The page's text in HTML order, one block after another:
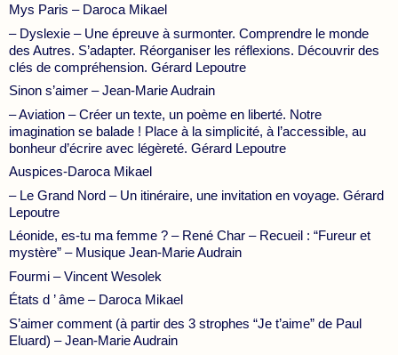
Mys Paris – Daroca Mikael
– Dyslexie – Une épreuve à surmonter. Comprendre le monde
des Autres. S’adapter. Réorganiser les réflexions. Découvrir des
clés de compréhension. Gérard Lepoutre
Sinon s’aimer – Jean-Marie Audrain
– Aviation – Créer un texte, un poème en liberté. Notre
imagination se balade ! Place à la simplicité, à l’accessible, au
bonheur d’écrire avec légèreté. Gérard Lepoutre
Auspices-Daroca Mikael
– Le Grand Nord – Un itinéraire, une invitation en voyage. Gérard
Lepoutre
Léonide, es-tu ma femme ? – René Char – Recueil : “Fureur et
mystère” – Musique Jean-Marie Audrain
Fourmi – Vincent Wesolek
États d ’ âme – Daroca Mikael
S’aimer comment (à partir des 3 strophes “Je t’aime” de Paul
Eluard) – Jean-Marie Audrain